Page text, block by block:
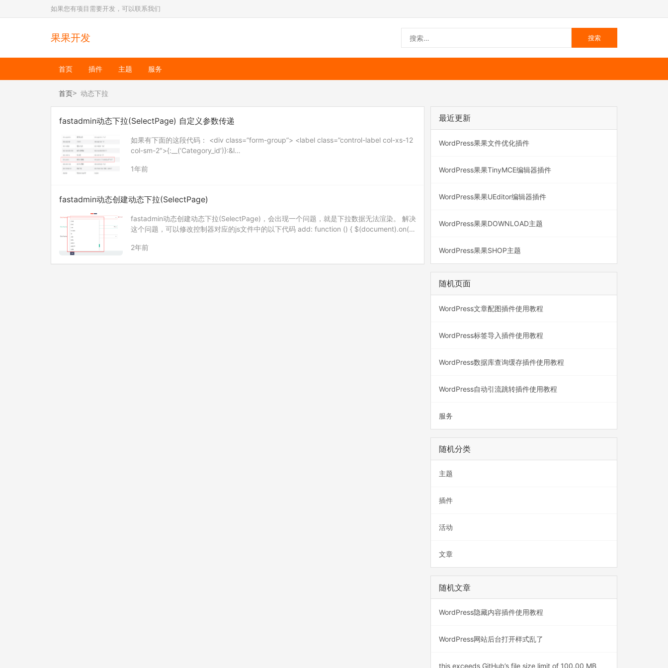
如果您有项目需要开发，可以联系我们
果果开发
首页 插件 主题 服务
首页 动态下拉
fastadmin动态下拉(SelectPage) 自定义参数传递
如果有下面的这段代码： <div class=”form-group”> <label class=”control-label col-xs-12
col-sm-2″>{:__(‘Category_id’)}:&l…
1年前
fastadmin动态创建动态下拉(SelectPage)
fastadmin动态创建动态下拉(SelectPage)，会出现一个问题，就是下拉数据无法渲染。 解决
这个问题，可以修改控制器对应的js文件中的以下代码 add: function () { $(document).on(‘f
2年前
最近更新
WordPress果果文件优化插件
WordPress果果TinyMCE编辑器插件
WordPress果果UEditor编辑器插件
WordPress果果DOWNLOAD主题
WordPress果果SHOP主题
随机页面
WordPress文章配图插件使用教程
WordPress标签导入插件使用教程
WordPress数据库查询缓存插件使用教程
WordPress自动引流跳转插件使用教程
服务
随机分类
主题
插件
活动
文章
随机文章
WordPress隐藏内容插件使用教程
WordPress网站后台打开样式乱了
this exceeds GitHub’s file size limit of 100.00 MB